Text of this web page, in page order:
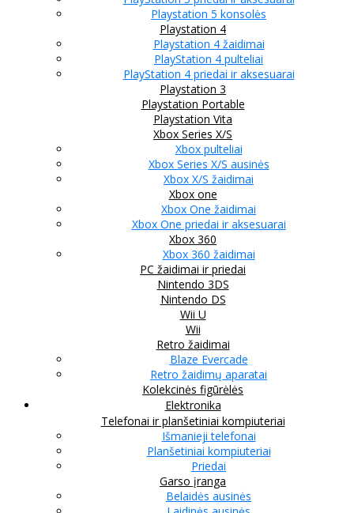
Playstation 5 konsolės
Playstation 4
Playstation 4 žaidimai
PlayStation 4 pulteliai
PlayStation 4 priedai ir aksesuarai
Playstation 3
Playstation Portable
Playstation Vita
Xbox Series X/S
Xbox pulteliai
Xbox Series X/S ausinės
Xbox X/S žaidimai
Xbox one
Xbox One žaidimai
Xbox One priedai ir aksesuarai
Xbox 360
Xbox 360 žaidimai
PC žaidimai ir priedai
Nintendo 3DS
Nintendo DS
Wii U
Wii
Retro žaidimai
Blaze Evercade
Retro žaidimų aparatai
Kolekcinės figūrėlės
Elektronika
Telefonai ir planšetiniai kompiuteriai
Išmanieji telefonai
Planšetiniai kompiuteriai
Priedai
Garso įranga
Belaidės ausinės